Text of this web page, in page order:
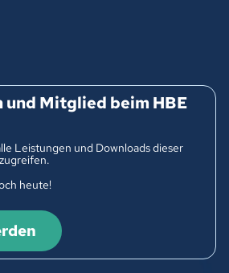
Mitglied beim HBE
Leistungen und Downloads dieser
heute!